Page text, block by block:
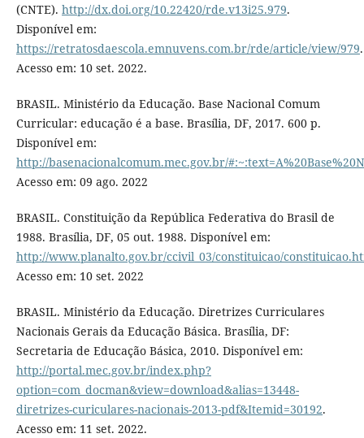
(CNTE). http://dx.doi.org/10.22420/rde.v13i25.979.
Disponível em:
https://retratosdaescola.emnuvens.com.br/rde/article/view/979.
Acesso em: 10 set. 2022.
BRASIL. Ministério da Educação. Base Nacional Comum
Curricular: educação é a base. Brasília, DF, 2017. 600 p.
Disponível em:
http://basenacionalcomum.mec.gov.br/
Acesso em: 09 ago. 2022
BRASIL. Constituição da República Federativa do Brasil de
1988. Brasília, DF, 05 out. 1988. Disponível em:
http://www.planalto.gov.br/ccivil_03/constituicao/
Acesso em: 10 set. 2022
BRASIL. Ministério da Educação. Diretrizes Curriculares
Nacionais Gerais da Educação Básica. Brasília, DF:
Secretaria de Educação Básica, 2010. Disponível em:
http://portal.mec.gov.br/index.php?
option=com_docman&view=download&alias=13448-
diretrizes-curiculares-nacionais-2013-pdf&Itemid=30192.
Acesso em: 11 set. 2022.